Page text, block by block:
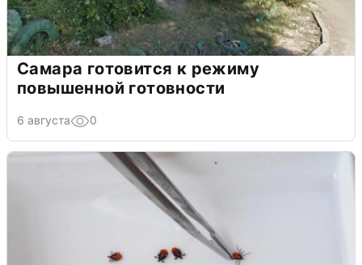
Самара готовится к режиму
повышенной готовности
6 августа 0